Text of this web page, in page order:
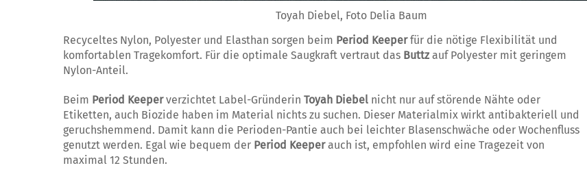
Toyah Diebel, Foto Delia Baum
Recyceltes Nylon, Polyester und Elasthan sorgen beim Period Keeperfür die nötige Flexibilität und
komfortablen Tragekomfort. Für die optimale Saugkraft vertraut das Buttz auf Polyester mit geringem
Nylon-Anteil.
Beim Period Keeperverzichtet Label-Gründerin Toyah Diebel nicht nur auf störende Nähte oder
Etiketten, auch Biozide haben im Material nichts zu suchen. Dieser Materialmix wirkt antibakteriell und
geruchshemmend. Damit kann die Perioden-Pantie auch bei leichter Blasenschwäche oder Wochenfluss
genutzt werden. Egal wie bequem der Period Keeperauch ist, empfohlen wird eine Tragezeit von
maximal 12 Stunden.